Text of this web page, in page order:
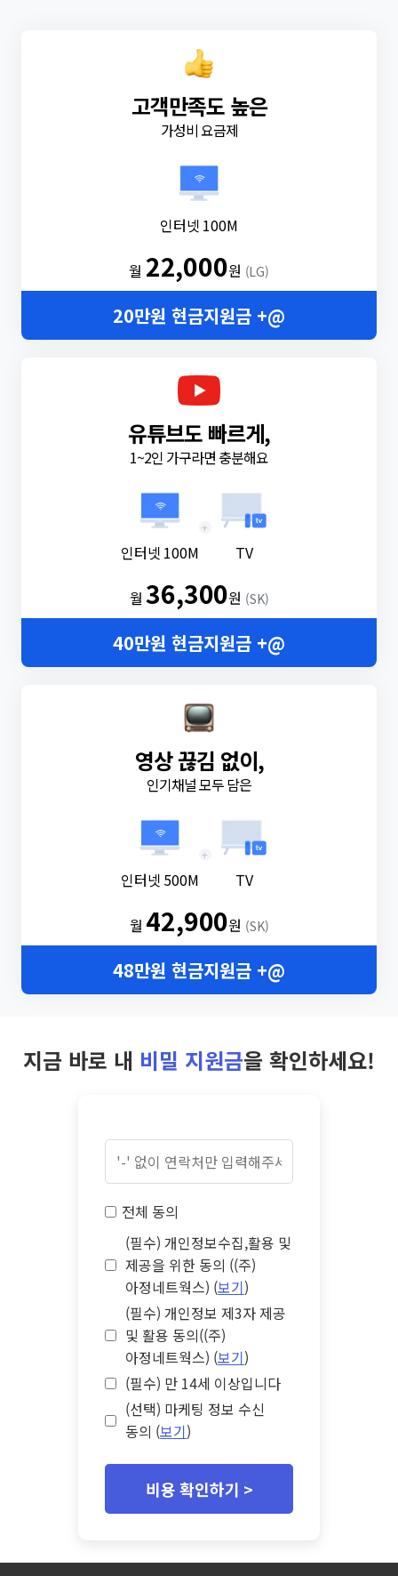
고객만족도 높은
가성비 요금제
인터넷 100M
월 22,000원 (LG)
20만원 현금지원금 +@
유튜브도 빠르게,
1~2인 가구라면 충분해요
인터넷 100M
+
TV
월36,300원 (SK)
40만원 현금지원금 +@
영상 끊김 없이,
인기채널 모두 담은
인터넷 500M
+
TV
월 42,900원 (SK)
48만원 현금지원금 +@
지금 바로 내 비밀 지원금을 확인하세요!
전체 동의
(필수) 개인정보수집,활용 및
제공을 위한 동의 ((주)
아정네트웍스) (보기)
(필수) 개인정보 제3자 제공
및 활용 동의((주)
아정네트웍스) (보기)
(필수) 만 14세 이상입니다
(선택) 마케팅 정보 수신
동의 (보기)
비용 확인하기 >